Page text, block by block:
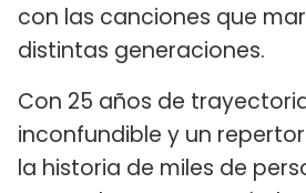
con las canciones que
distintas generaciones.
Con 25 años de
inconfundible y un
la historia de miles de